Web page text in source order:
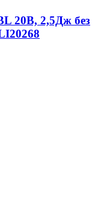
20В, 2,5Дж без